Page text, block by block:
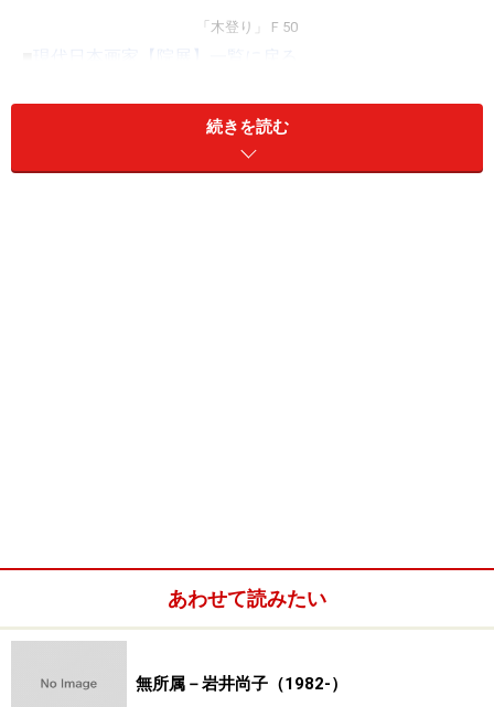
「木登り」Ｆ50
※記事内容は執筆時点のものです。最新の内容をご確認くださ
続きを読む
あわせて読みたい
無所属－岩井尚子（1982-）